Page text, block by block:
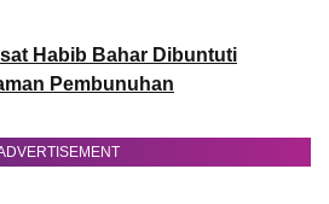
Habib Bahar Dibuntuti
Pembunuhan